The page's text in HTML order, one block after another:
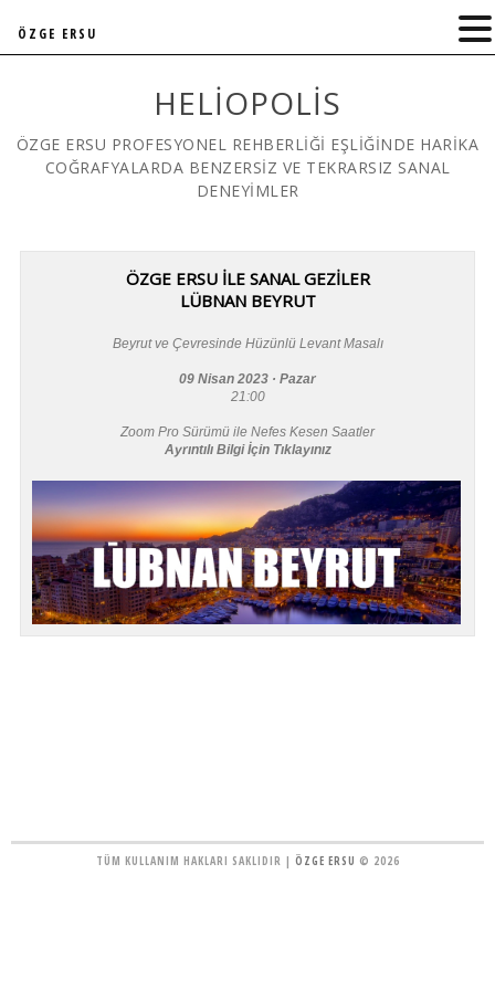
HELIOPOLIS
ÖZGE ERSU PROFESYONEL REHBERLİĞİ EŞLİĞİNDE HARİKA
COĞRAFYALARDA BENZERSİZ VE TEKRARSIZ SANAL
DENEYİMLER
ÖZGE ERSU İLE SANAL GEZİLER
LÜBNAN BEYRUT
Beyrut ve Çevresinde Hüzünlü Levant Masalı
09 Nisan 2023 · Pazar
21:00
Zoom Pro Sürümü ile Nefes Kesen Saatler
Ayrıntılı Bilgi İçin Tıklayınız
TÜM KULLANIM HAKLARI SAKLIDIR | ÖZGE ERSU © 2026
ÖZGE ERSU